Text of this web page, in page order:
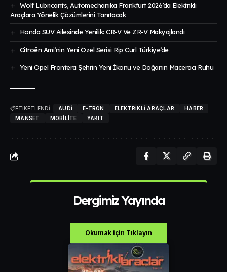
Wolf Lubricants, Automechanika Frankfurt 2026’da Elektrikli
Araçlara Yönelik Çözümlerini Tanıtacak
Honda SUV Ailesinde Yenilik: CR-V Ve ZR-V Makyajlandı
Citroën Ami’nin Yeni Özel Serisi Rip Curl Türkiye’de
Yeni Opel Frontera Şehrin Yeni İkonu ve Doğanın Maceracı Ruhu
ETİKETLENDİ: AUDI E-TRON ELEKTRIKLI ARAÇLAR
HABER
MANSET
MOBILITE YAKIT
Dergimiz Yayında
Okumak için Tıklayın